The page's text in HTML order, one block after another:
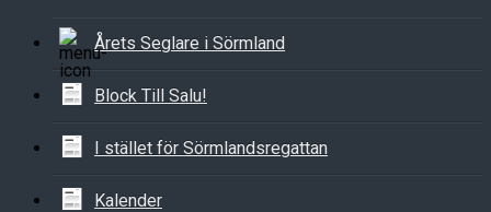
Årets Seglare i Sörmland
Block Till Salu!
I stället för Sörmlandsregattan
Kalender